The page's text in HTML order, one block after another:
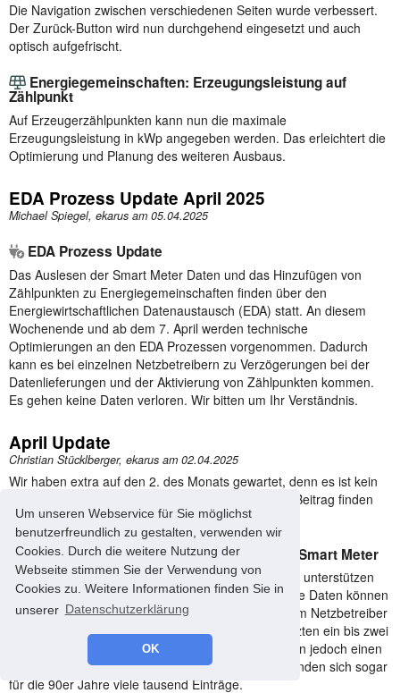
Um unseren Webservice für Sie möglichst
benutzerfreundlich zu gestalten, verwenden wir
Cookies. Durch die weitere Nutzung der
Webseite stimmen Sie der Verwendung von
Cookies zu. Weitere Informationen finden Sie in
unserer Datenschutzerklärung
OK
Die Navigation zwischen verschiedenen Seiten wurde verbessert.
Der Zurück-Button wird nun durchgehend eingesetzt und auch
optisch aufgefrischt.
Energiegemeinschaften: Erzeugungsleistung auf
Zählpunkt
Auf Erzeugerzählpunkten kann nun die maximale
Erzeugungsleistung in kWp angegeben werden. Das erleichtert die
Optimierung und Planung des weiteren Ausbaus.
EDA Prozess Update April 2025
Michael Spiegel, ekarus am 05.04.2025
EDA Prozess Update
Das Auslesen der Smart Meter Daten und das Hinzufügen von
Zählpunkten zu Energiegemeinschaften finden über den
Energiewirtschaftlichen Datenaustausch (EDA) statt. An diesem
Wochenende und ab dem 7. April werden technische
Optimierungen an den EDA Prozessen vorgenommen. Dadurch
kann es bei einzelnen Netzbetreibern zu Verzögerungen bei der
Datenlieferungen und der Aktivierung von Zählpunkten kommen.
Es gehen keine Daten verloren. Wir bitten um Ihr Verständnis.
April Update
Christian Stücklberger, ekarus am 02.04.2025
Wir haben extra auf den 2. des Monats gewartet, denn es ist kein
April-Scherz: es gibt wieder ein Update. In diesem Beitrag finden
Sie die wichtigsten Neuerungen:
Energiebuchhaltung: Vorgängerzähler für Smart Meter
Den Import der Verbrauchsdaten von Smart Metern unterstützen
wir ja bereits seit mehreren Jahren. Auch historische Daten können
angefordert werden. Natürlich nur, soweit diese beim Netzbetreiber
auch vorhanden sind und typischerweise für die letzten ein bis zwei
Jahre. Viele langjährige energyControl Nutzer haben jedoch einen
viel größeren Datenschatz, in unserer Datenbank finden sich sogar
für die 90er Jahre viele tausend Einträge.